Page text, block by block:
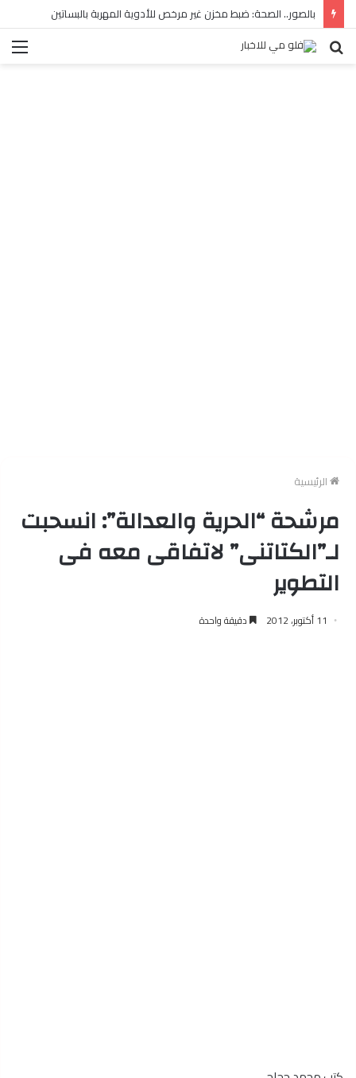
بالصور.. الصحة: ضبط مخزن غير مرخص للأدوية المهربة بالبساتين
بحث
الرئيسية
مرشحة “الحرية والعدالة”: انسحبت
لـ”الكتاتنى” لاتفاقى معه فى
التطوير
11 أكتوبر، 2012 دقيقة واحدة